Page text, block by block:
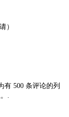
）
有 500 条评论的列
.